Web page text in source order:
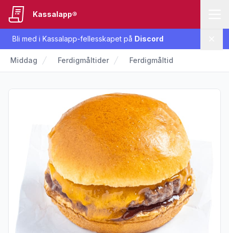
Bli med i Kassalapp-fellesskapet på Discord
Kassalapp®
Middag Ferdigmåltider Ferdigmåltid